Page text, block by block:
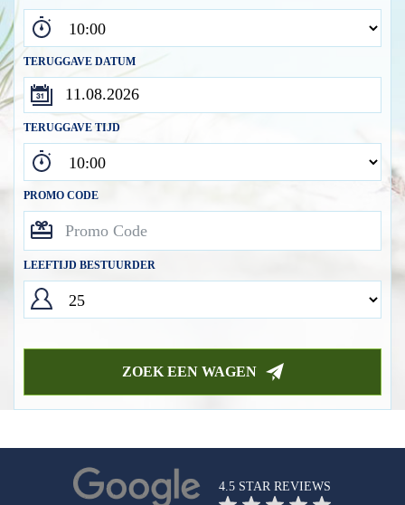
TERUGGAVE DATUM
TERUGGAVE TIJD
PROMO CODE
LEEFTIJD BESTUURDER
ZOEK EEN WAGEN
4.5 STAR REVIEWS